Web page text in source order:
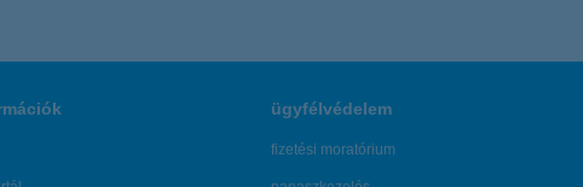
ügyfélvédelem
fizetési moratórium